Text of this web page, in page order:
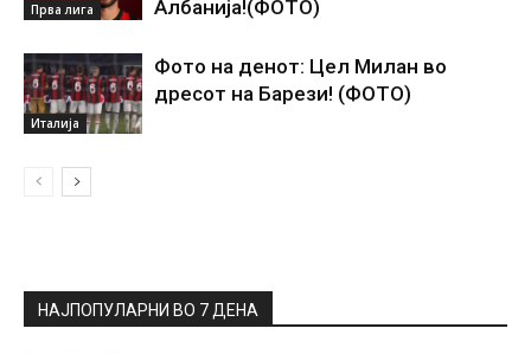
Прва лига
Албанија!(ФОТО)
Италија
Фото на денот: Цел Милан во
дресот на Барези! (ФОТО)
НАЈПОПУЛАРНИ ВО 7 ДЕНА